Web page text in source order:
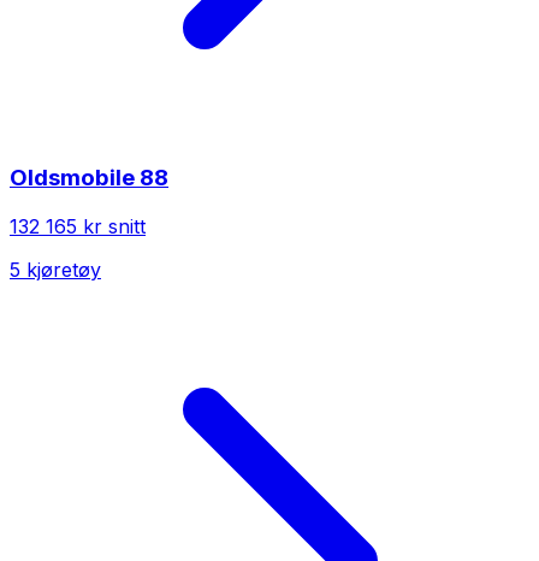
Oldsmobile 88
132 165 kr snitt
5 kjøretøy